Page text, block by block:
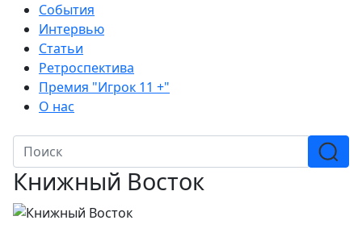
События
Интервью
Статьи
Ретроспектива
Премия "Игрок 11 +"
О нас
Книжный Восток